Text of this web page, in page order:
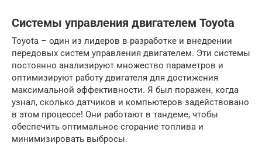
Системы управления двигателем Toyota
Toyota – один из лидеров в разработке и внедрении
передовых систем управления двигателем. Эти системы
постоянно анализируют множество параметров и
оптимизируют работу двигателя для достижения
максимальной эффективности. Я был поражен, когда
узнал, сколько датчиков и компьютеров задействовано
в этом процессе! Они работают в тандеме, чтобы
обеспечить оптимальное сгорание топлива и
минимизировать выбросы.